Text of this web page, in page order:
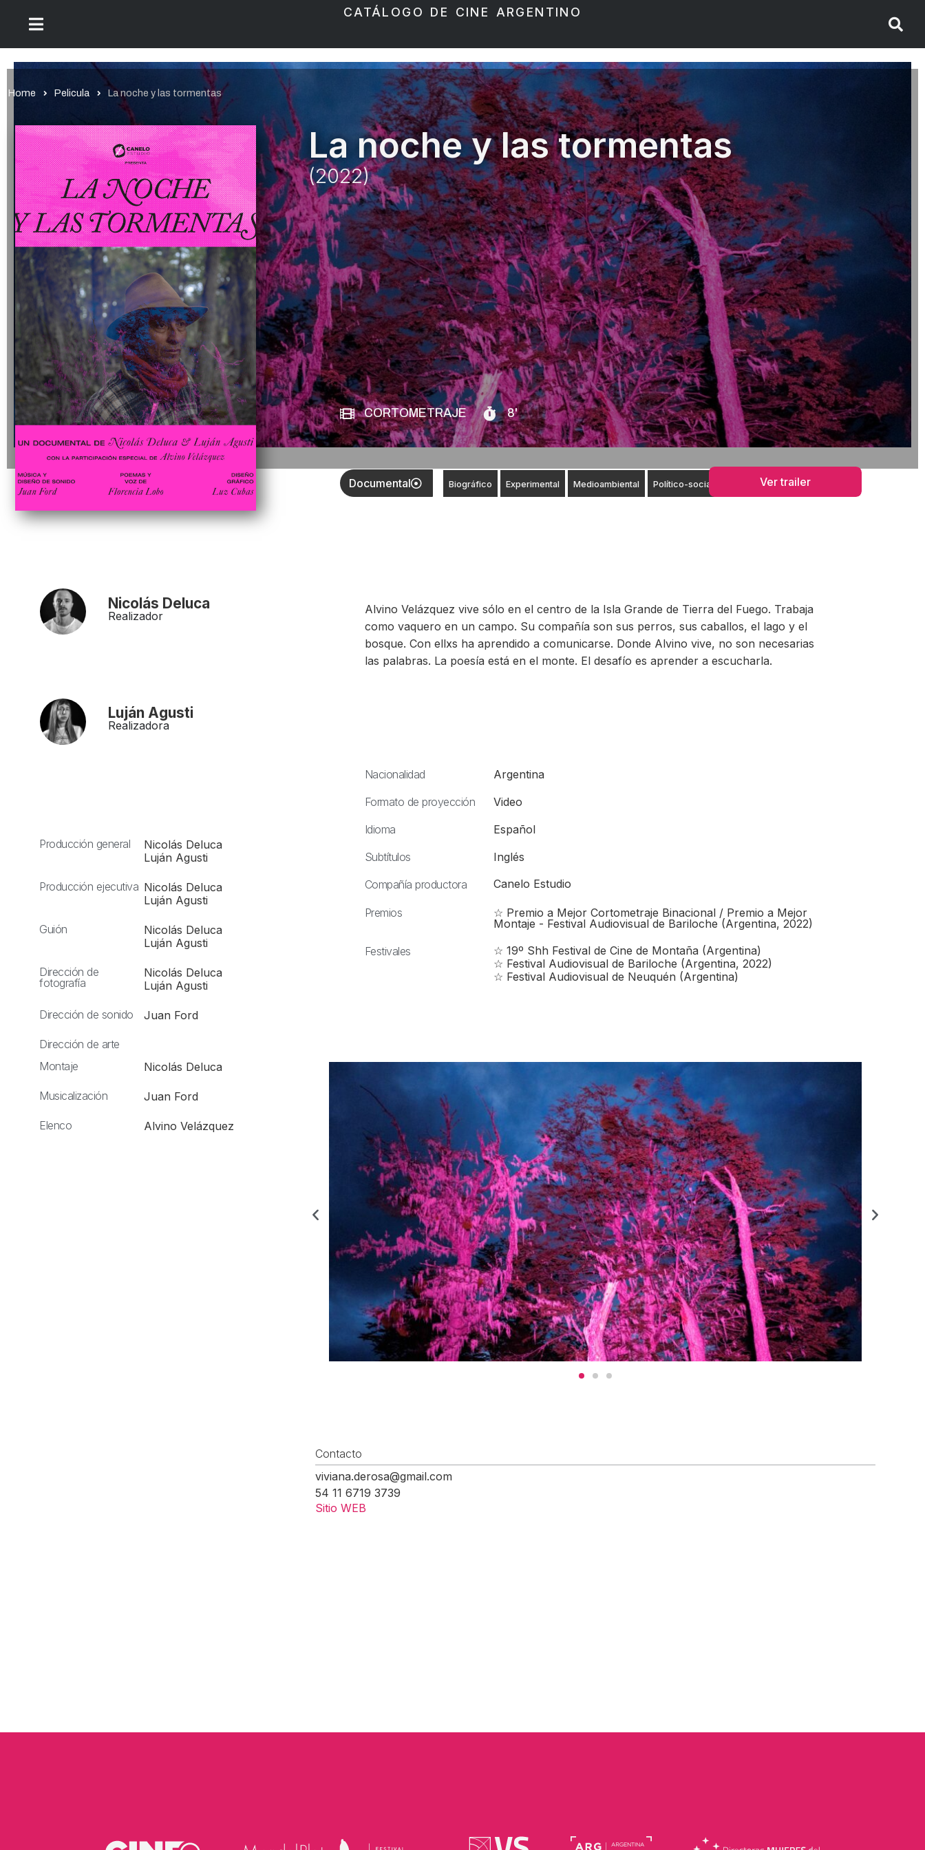
CATÁLOGO DE CINE ARGENTINO
Home Pelicula La noche y las tormentas
La noche y las tormentas
(2022)
CORTOMETRAJE 8'
Documental Biográfico Experimental Medioambiental Político-social Ver trailer
Nicolás Deluca
Realizador
Luján Agusti
Realizadora
Producción general
Nicolás Deluca
Luján Agusti
Producción ejecutiva Nicolás Deluca
Luján Agusti
Guión
Nicolás Deluca
Luján Agusti
Dirección de
fotografía
Nicolás Deluca
Luján Agusti
Dirección de sonido Juan Ford
Dirección de arte
Montaje
Nicolás Deluca
Musicalización Juan Ford
Elenco Alvino Velázquez
Alvino Velázquez vive sólo en el centro de la Isla Grande de Tierra del Fuego. Trabaja
como vaquero en un campo. Su compañía son sus perros, sus caballos, el lago y el
bosque. Con ellxs ha aprendido a comunicarse. Donde Alvino vive, no son necesarias
las palabras. La poesía está en el monte. El desafío es aprender a escucharla.
Nacionalidad
Argentina
Formato de proyección
Video
Idioma
Español
Subtítulos
Inglés
Compañía productora
Canelo Estudio
Premios
☆ Premio a Mejor Cortometraje Binacional / Premio a Mejor
Montaje - Festival Audiovisual de Bariloche (Argentina, 2022)
Festivales
☆ 19º Shh Festival de Cine de Montaña (Argentina)
☆ Festival Audiovisual de Bariloche (Argentina, 2022)
☆ Festival Audiovisual de Neuquén (Argentina)
Contacto
viviana.derosa@gmail.com
54 11 6719 3739
Sitio WEB